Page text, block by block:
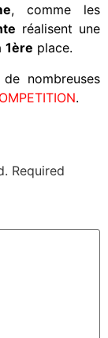
, comme les
réalisent une
1ère place.
nombreuses
.
Required